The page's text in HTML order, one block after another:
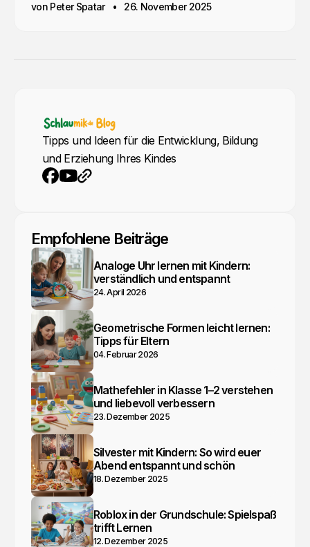
von Peter Spatar 26. November 2025
Tipps und Ideen für die Entwicklung, Bildung
und Erziehung Ihres Kindes
Empfohlene Beiträge
Analoge Uhr lernen mit Kindern:
verständlich und entspannt
24. April 2026
Geometrische Formen leicht lernen:
Tipps für Eltern
04. Februar 2026
Mathefehler in Klasse 1–2 verstehen
und liebevoll verbessern
23. Dezember 2025
Silvester mit Kindern: So wird euer
Abend entspannt und schön
18. Dezember 2025
Roblox in der Grundschule: Spielspaß
trifft Lernen
12. Dezember 2025